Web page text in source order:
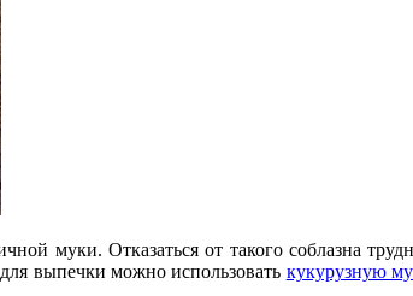
муки. Отказаться от такого соблазна
выпечки можно использовать кукурузную